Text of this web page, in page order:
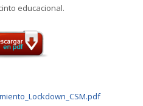
educacional.